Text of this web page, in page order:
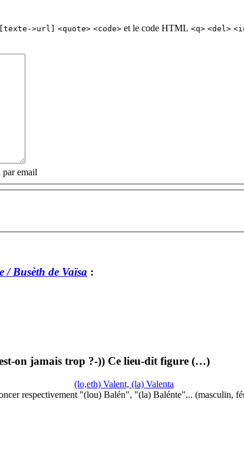
[texte->url] <quote> <code> et le code HTML <q> <del>
par email
/ Busèth de Vaïsa :
on jamais trop ?-)) Ce lieu-dit figure (…)
(lo,eth) Valent, (la) Valenta
respectivement "(lou) Balén", "(la) Balénte"... (masculin,